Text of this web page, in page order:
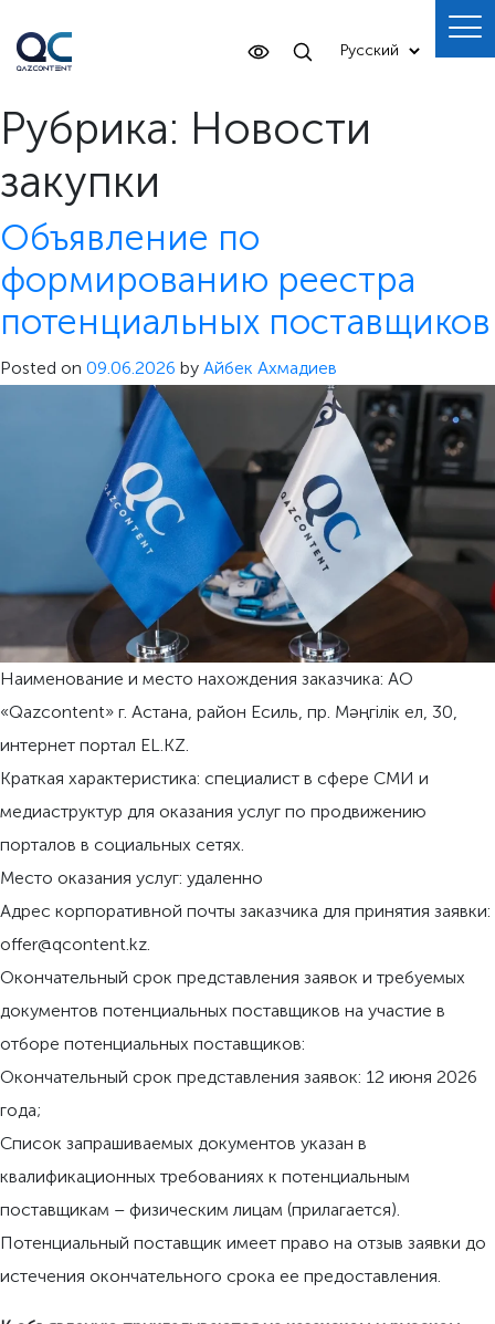
Рубрика: Новости
закупки
Объявление по
формированию реестра
потенциальных поставщиков
Posted on 09.06.2026 by Айбек Ахмадиев
Наименование и место нахождения заказчика: АО
«Qazcontent» г. Астана, район Есиль, пр. Мәңгiлiк eл, 30,
интернет портал EL.KZ.
Краткая характеристика: специалист в сфере СМИ и
медиаструктур для оказания услуг по продвижению
порталов в социальных сетях.
Место оказания услуг: удаленно
Адрес корпоративной почты заказчика для принятия заявки:
offer@qcontent.kz.
Окончательный срок представления заявок и требуемых
документов потенциальных поставщиков на участие в
отборе потенциальных поставщиков:
Окончательный срок представления заявок: 12 июня 2026
года;
Список запрашиваемых документов указан в
квалификационных требованиях к потенциальным
поставщикам – физическим лицам (прилагается).
Потенциальный поставщик имеет право на отзыв заявки до
истечения окончательного срока ее предоставления.